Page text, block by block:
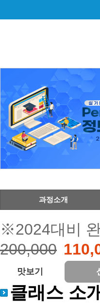
과정소개
※2024대비
200,000
맛보기
클래스 소개